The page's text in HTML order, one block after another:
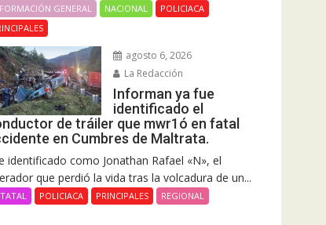
GENERAL NACIONAL
POLICIACA
agosto 6, 2026
La Redacción
Informan ya fue
identificado el
de tráiler que mwr1ó en fatal
en Cumbres de Maltrata.
identificado como Jonathan Rafael «N», el
que perdió la vida tras la volcadura de un...
POLICIACA PRINCIPALES REGIONAL